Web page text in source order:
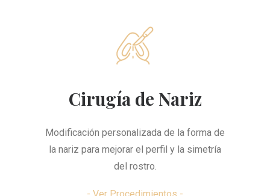
Cirugía de Nariz
Modificación personalizada de la forma de
la nariz para mejorar el perfil y la simetría
del rostro.